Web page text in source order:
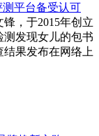
测平台备受认可
，于2015年创立
发现女儿的包书
果发布在网络上